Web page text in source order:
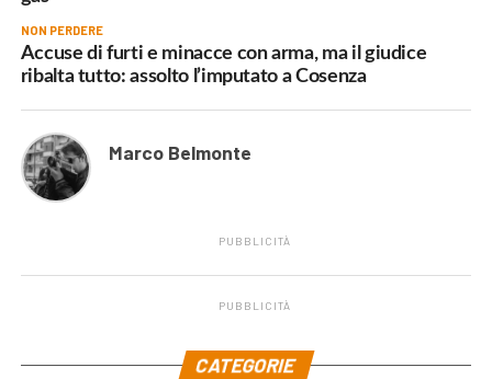
NON PERDERE
Accuse di furti e minacce con arma, ma il giudice
ribalta tutto: assolto l’imputato a Cosenza
Marco Belmonte
PUBBLICITÀ
PUBBLICITÀ
CATEGORIE